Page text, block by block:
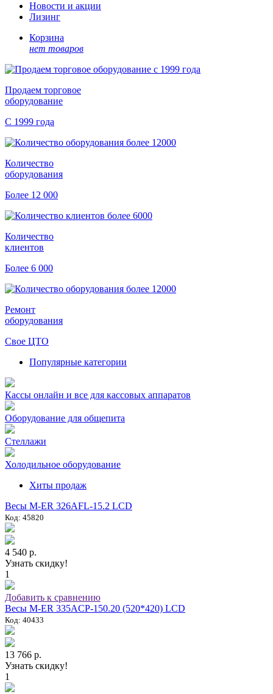
Новости и акции
Лизинг
Корзина
нет товаров
Продаем торговое
оборудование
С 1999 года
Количество
оборудования
Более 12 000
Количество
клиентов
Более 6 000
Ремонт
оборудования
Свое ЦТО
Популярные категории
Кассы онлайн и все для кассовых аппаратов
Оборудование для общепита
Стеллажи
Холодильное оборудование
Хиты продаж
Весы M-ER 326AFL-15.2 LCD
Код: 45820
4 540 р.
Узнать скидку!
1
Добавить к сравнению
Весы M-ER 335ACP-150.20 (520*420) LCD
Код: 40433
13 766 р.
Узнать скидку!
1